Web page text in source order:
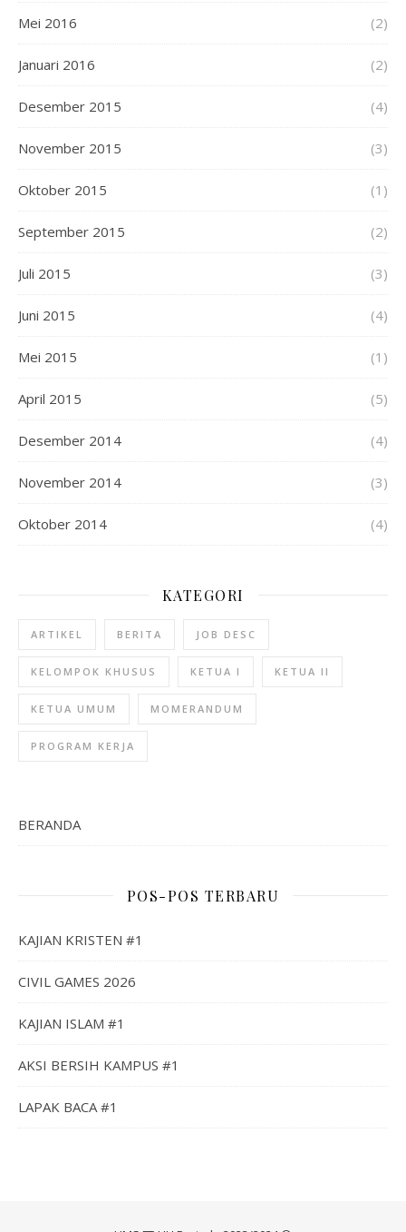
Mei 2016 (2)
Januari 2016 (2)
Desember 2015 (4)
November 2015 (3)
Oktober 2015 (1)
September 2015 (2)
Juli 2015 (3)
Juni 2015 (4)
Mei 2015 (1)
April 2015 (5)
Desember 2014 (4)
November 2014 (3)
Oktober 2014 (4)
KATEGORI
ARTIKEL BERITA JOB DESC
KELOMPOK KHUSUS KETUA I KETUA II
KETUA UMUM MOMERANDUM
PROGRAM KERJA
BERANDA
POS-POS TERBARU
KAJIAN KRISTEN #1
CIVIL GAMES 2026
KAJIAN ISLAM #1
AKSI BERSIH KAMPUS #1
LAPAK BACA #1